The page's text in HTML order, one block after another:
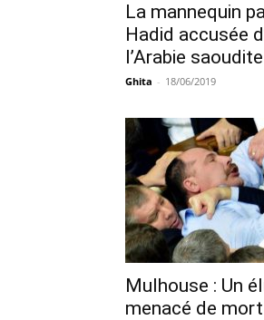
La mannequin
Hadid accusée
l’Arabie
Ghita - 18/06/2019
Mulhouse : Un
menacé de